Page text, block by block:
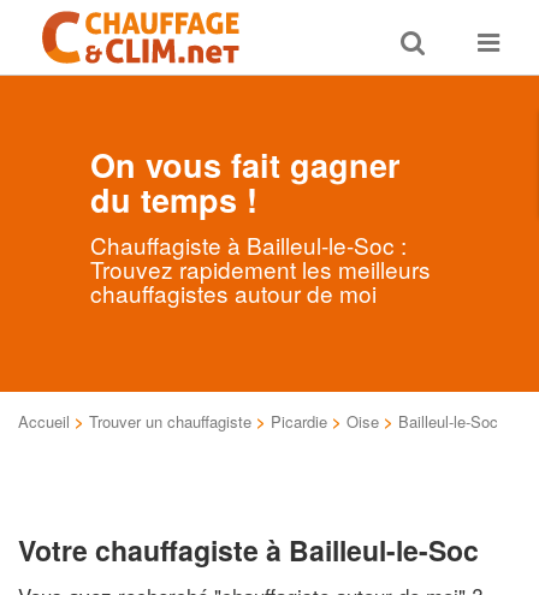
Toggle
search
Toggle
On vous fait gagner
du temps !
Chauffagiste à Bailleul-le-Soc :
Trouvez rapidement les meilleurs
chauffagistes autour de moi
Accueil > Trouver un chauffagiste > Picardie > Oise > Bailleul-le-Soc
Votre chauffagiste à Bailleul-le-Soc